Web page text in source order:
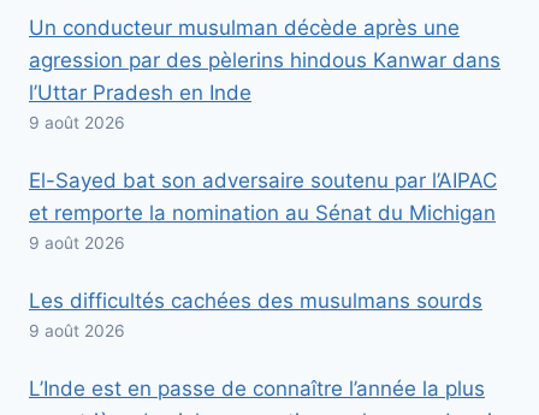
Un conducteur musulman décède après une
agression par des pèlerins hindous Kanwar dans
l’Uttar Pradesh en Inde
9 août 2026
El-Sayed bat son adversaire soutenu par l’AIPAC
et remporte la nomination au Sénat du Michigan
9 août 2026
Les difficultés cachées des musulmans sourds
9 août 2026
L’Inde est en passe de connaître l’année la plus